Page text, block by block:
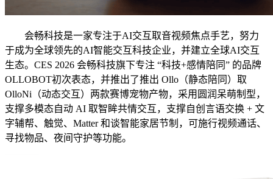
会畅科技是一家专注于AI交互取音视频焦点手艺，努力
于成为全球领先的AI智能交互科技企业，并建立全球AI交互
生态。CES 2026 会畅科技旗下专注 “科技+感情陪同” 的品牌
OLLOBOT初次表态，并推出了推出 Ollo（静态陪同）取
OlloNi（动态交互）两款赛博宠物产物，采用圆润呆萌制型，
支撑多模态自动 AI 取智眸共情交互，支撑自创言语交换 + 文
字辅帮、触觉、Matter 和谈智能家居节制，可施行视频通话、
寻找物品、夜间守护等功能。